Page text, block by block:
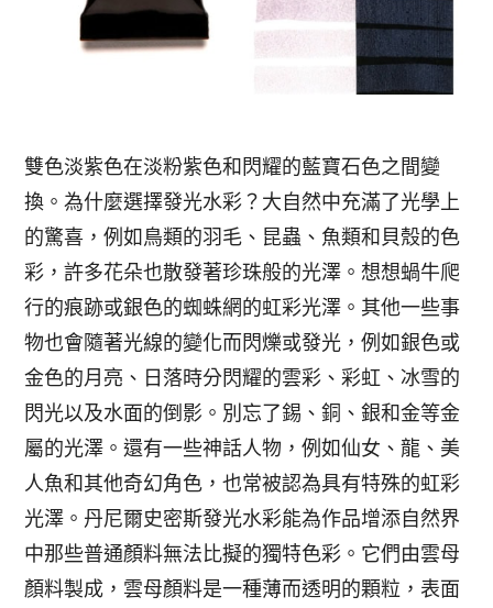
雙色淡紫色在淡粉紫色和閃耀的藍寶石色之間變
換。為什麼選擇發光水彩？大自然中充滿了光學上
的驚喜，例如鳥類的羽毛、昆蟲、魚類和貝殼的色
彩，許多花朵也散發著珍珠般的光澤。想想蝸牛爬
行的痕跡或銀色的蜘蛛網的虹彩光澤。其他一些事
物也會隨著光線的變化而閃爍或發光，例如銀色或
金色的月亮、日落時分閃耀的雲彩、彩虹、冰雪的
閃光以及水面的倒影。別忘了錫、銅、銀和金等金
屬的光澤。還有一些神話人物，例如仙女、龍、美
人魚和其他奇幻角色，也常被認為具有特殊的虹彩
光澤。丹尼爾史密斯發光水彩能為作品增添自然界
中那些普通顏料無法比擬的獨特色彩。它們由雲母
顏料製成，雲母顏料是一種薄而透明的顆粒，表面